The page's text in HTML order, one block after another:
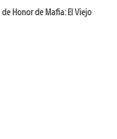
Honor de Mafia: El Viejo